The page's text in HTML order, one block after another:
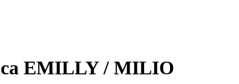
EMILLY / MILIO